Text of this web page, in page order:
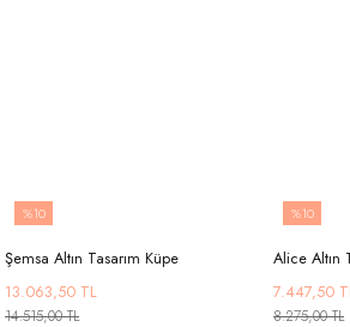
%10
Şemsa Altın Tasarım Küpe
13.063,50 TL
14.515,00 TL
%10
Alice Altın
7.447,50
8.275,00 TL